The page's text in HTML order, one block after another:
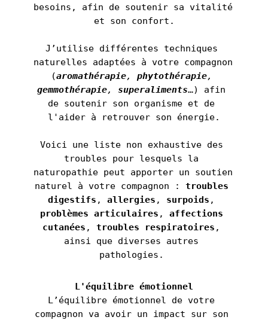
besoins, afin de soutenir sa vitalité
et son confort.
J’utilise différentes techniques
naturelles adaptées à votre compagnon
(aromathérapie, phytothérapie
gemmothérapie, superaliments…) afin
de soutenir son organisme et de
l'aider à retrouver son énergie.
Voici une liste non exhaustive des
troubles pour lesquels la
naturopathie peut apporter un soutien
naturel à votre compagnon : troubles
digestifs , allergies , surpoids
problèmes articulaires , affections
cutanées , troubles respiratoires ,
ainsi que diverses autres
pathologies.
L'équilibre émotionnel
L’équilibre émotionnel de votre
compagnon va avoir un impact sur son